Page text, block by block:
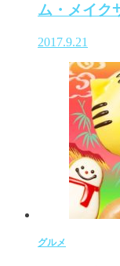
ム・メイ
2017.9.21
グルメ